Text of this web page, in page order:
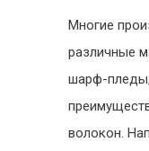
Многие
различные
шарф-
волокон.